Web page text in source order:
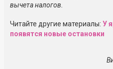
вычета налогов.
Читайте другие материалы: У
появятся новые остановки